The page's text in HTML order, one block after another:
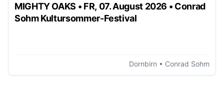
MIGHTY OAKS • FR, 07. August 2026 • Conrad
Sohm Kultursommer-Festival
Dornbirn • Conrad Sohm